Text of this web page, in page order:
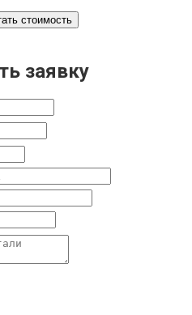
стоимость
заявку